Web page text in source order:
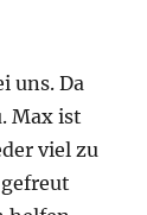
uns. Da
Max ist
viel zu